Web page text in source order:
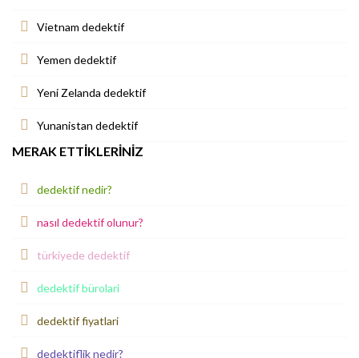
Vietnam dedektif
Yemen dedektif
Yeni Zelanda dedektif
Yunanistan dedektif
MERAK ETTIKLERINIZ
dedektif nedir?
nasıl dedektif olunur?
türkiyede dedektif
dedektif bürolari
dedektif fiyatlari
dedektiflik nedir?